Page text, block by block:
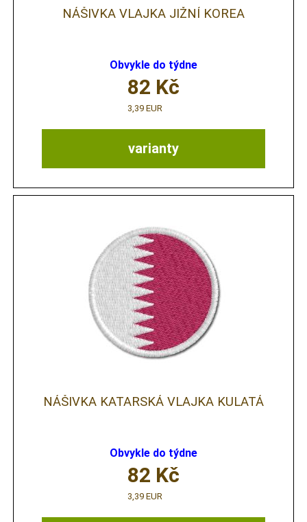
NÁŠIVKA VLAJKA JIŽNÍ KOREA
Obvykle do týdne
varianty
82 Kč
3,39 EUR
NÁŠIVKA KATARSKÁ VLAJKA KULATÁ
Obvykle do týdne
82 Kč
3,39 EUR